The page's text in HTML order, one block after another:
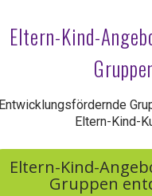
Eltern-Kind-
Entwicklungsfördernde
Eltern-Kind-
Eltern-Kind-
Gruppen